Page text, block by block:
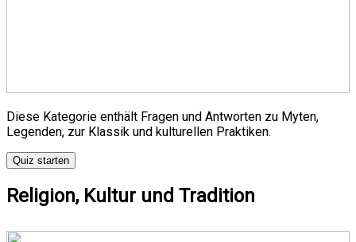
Diese Kategorie enthält Fragen und Antworten zu Myten,
Legenden, zur Klassik und kulturellen Praktiken.
Quiz starten
Religion, Kultur und Tradition